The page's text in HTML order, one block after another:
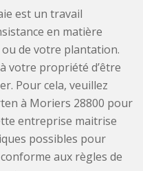
est un travail
en matière
de votre plantation.
votre propriété d’être
Pour cela, veuillez
à Moriers 28800 pour
entreprise maitrise
possibles pour
aux règles de